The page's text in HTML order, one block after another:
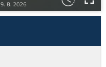
9. 8. 2026